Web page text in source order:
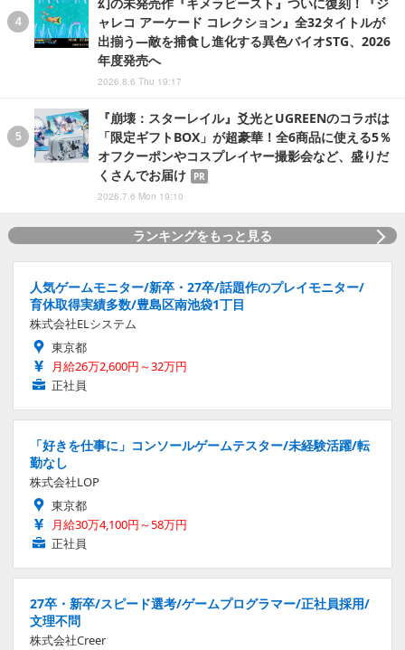
幻の未発売作『キメラビースト』ついに復刻！『ジ
ャレコ アーケード コレクション』全32タイトルが
出揃う―敵を捕食し進化する異色バイオSTG、2026
年度発売へ
2026.8.6 Thu 19:17
『崩壊：スターレイル』爻光とUGREENのコラボは
「限定ギフトBOX」が超豪華！全6商品に使える5％
オフクーポンやコスプレイヤー撮影会など、盛りだ
くさんでお届け
PR
2026.7.6 Mon 19:10
ランキングをもっと見る
人気ゲームモニター/新卒・27卒/話題作のプレイモニター/
育休取得実績多数/豊島区南池袋1丁目
株式会社ELシステム
東京都
月給26万2,600円～32万円
正社員
「好きを仕事に」コンソールゲームテスター/未経験活躍/転
勤なし
株式会社LOP
東京都
月給30万4,100円～58万円
正社員
27卒・新卒/スピード選考/ゲームプログラマー/正社員採用/
文理不問
株式会社Creer